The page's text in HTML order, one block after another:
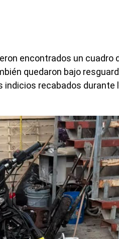
encontrados un cuadro
quedaron bajo
recabados durante